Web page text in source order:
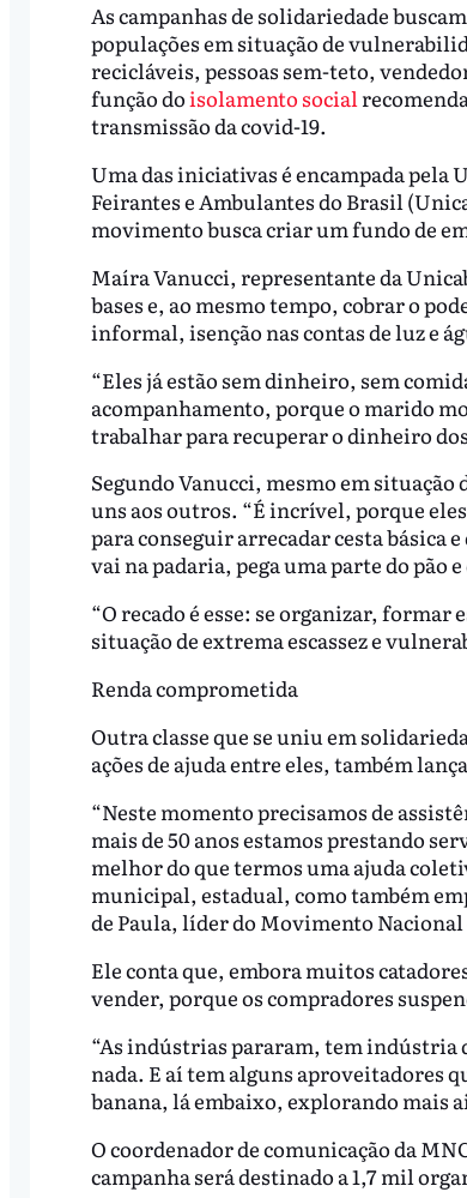
As campanhas de solidariedade
populações em situação de
recicláveis, pessoas sem-teto,
função do isolamento social
transmissão da covid-19.
Uma das iniciativas é encampada pela
Feirantes e Ambulantes do Brasil
movimento busca criar um fundo de
Maíra Vanucci, representante da
bases e, ao mesmo tempo, cobrar o
informal, isenção nas contas de luz e
“Eles já estão sem dinheiro, sem
acompanhamento, porque o marido
trabalhar para recuperar o dinheiro
Segundo Vanucci, mesmo em
uns aos outros. “É incrível, porque
para conseguir arrecadar cesta básica
vai na padaria, pega uma parte do pão
“O recado é esse: se organizar, formar
situação de extrema escassez e
Renda comprometida
Outra classe que se uniu em
ações de ajuda entre eles, também
“Neste momento precisamos de
mais de 50 anos estamos prestando
melhor do que termos uma ajuda
municipal, estadual, como também
de Paula, líder do Movimento
Ele conta que, embora muitos
vender, porque os compradores
“As indústrias pararam, tem indústria
nada. E aí tem alguns aproveitadores
banana, lá embaixo, explorando mais
O coordenador de comunicação da
campanha será destinado a 1,7 mil